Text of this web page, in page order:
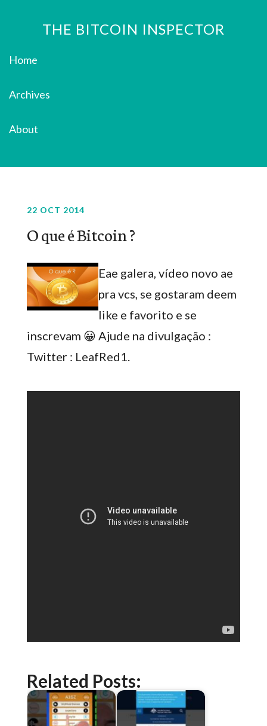
THE BITCOIN INSPECTOR
Home
Archives
About
22 OCT 2014
O que é Bitcoin ?
Eae galera, vídeo novo ae
pra vcs, se gostaram deem
like e favorito e se
inscrevam 😀 Ajude na divulgação :
Twitter : LeafRed1.
Related Posts: